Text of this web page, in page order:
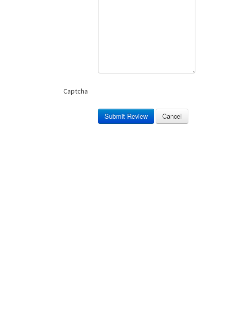
Captcha
Submit Review Cancel